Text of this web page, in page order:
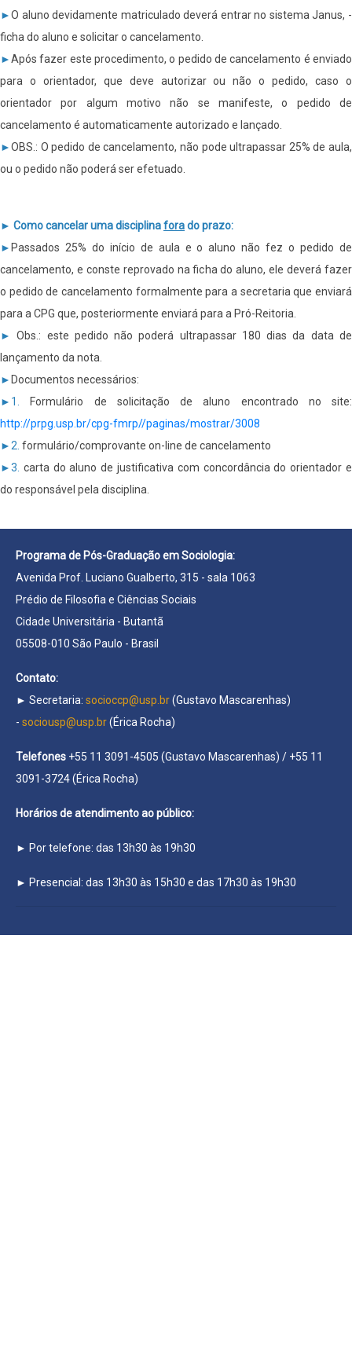
►O aluno devidamente matriculado deverá entrar no sistema Janus, -
ficha do aluno e solicitar o cancelamento.
►Após fazer este procedimento, o pedido de cancelamento é enviado
para o orientador, que deve autorizar ou não o pedido, caso o
orientador por algum motivo não se manifeste, o pedido de
cancelamento é automaticamente autorizado e lançado.
►OBS.: O pedido de cancelamento, não pode ultrapassar 25% de aula,
ou o pedido não poderá ser efetuado.
► Como cancelar uma disciplinaforado prazo:
► Passados 25% do início de aula e o aluno não fez o pedido de
cancelamento, e conste reprovado na ficha do aluno, ele deverá fazer
o pedido de cancelamento formalmente para a secretaria que enviará
para a CPG que, posteriormente enviará para a Pró-Reitoria.
►
Obs.: este pedido não poderá ultrapassar 180 dias da data de
lançamento da nota.
► Documentos necessários:
►1.
Formulário de solicitação de aluno encontrado no site:
http://prpg.usp.br/cpg-fmrp//paginas/mostrar/3008
►2. formulário/comprovante on-line de cancelamento
►3. carta do aluno de justificativa com concordância do orientador e
do responsável pela disciplina.
Programa de Pós-Graduação em Sociologia:
Avenida Prof. Luciano Gualberto, 315 - sala 1063
Prédio de Filosofia e Ciências Sociais
Cidade Universitária - Butantã
05508-010 São Paulo - Brasil
Contato:
► Secretaria: socioccp@usp.br(Gustavo Mascarenhas)
- sociousp@usp.br(Érica Rocha)
Telefones +55 11 3091-4505 (Gustavo Mascarenhas) / +55 11
3091-3724 (Érica Rocha)
Horários de atendimento ao público:
► Por telefone: das 13h30 às 19h30
► Presencial: das 13h30 às 15h30 e das 17h30 às 19h30